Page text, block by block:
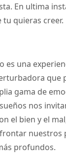
En ultima
tu quieras creer.
es una
que
gama de
nos
el bien y el
nuestros
profundos.